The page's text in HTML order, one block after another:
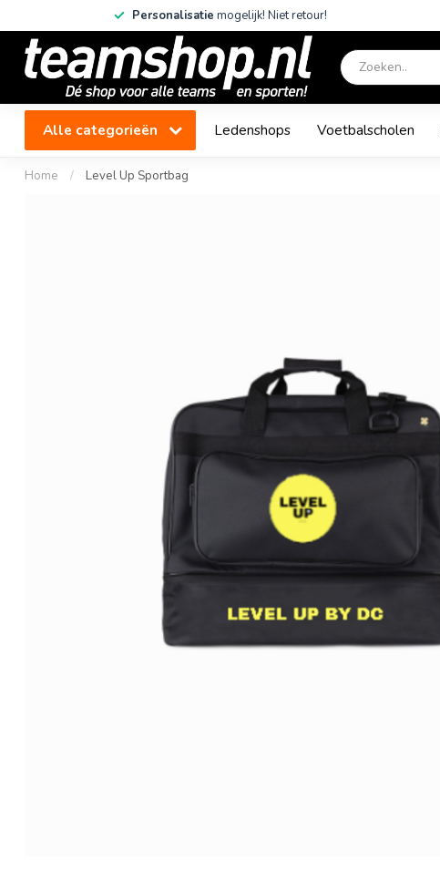
Personalisatie mogelijk! Niet retour!
Alle categorieën Ledenshops Voetbalscholen
Home / Level Up Sportbag